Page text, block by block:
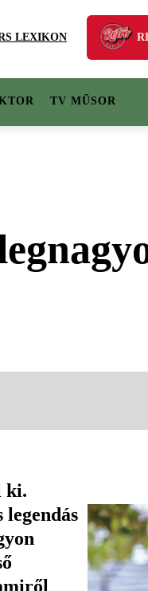
LEXIKON
TV MŰSOR
ki.